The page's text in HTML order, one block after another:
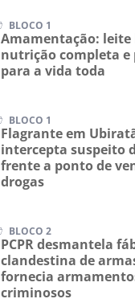
BLOCO 1
Amamentação:
nutrição completa e
para a vida toda
BLOCO 1
Flagrante em
intercepta suspeito
frente a ponto de
drogas
BLOCO 2
PCPR desmantela
clandestina de
fornecia
criminosos